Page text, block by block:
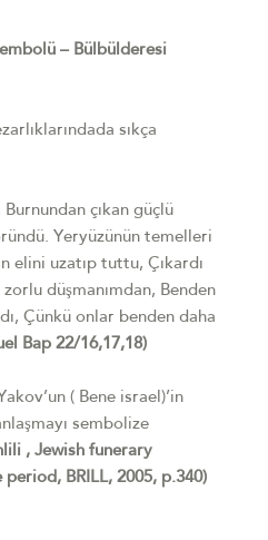
– Bülbülderesi
sıkça
çıkan güçlü
Yeryüzünün temelleri
elini uzatıp tuttu, Çıkardı
düşmanımdan, Benden
Çünkü onlar benden daha
Bap 22/16,17,18)
( Bene israel)’in
sembolize
, Jewish funerary
BRILL, 2005, p.340)